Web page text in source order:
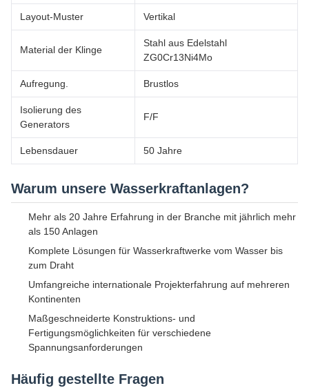
Layout-Muster Vertikal
Material der Klinge
Stahl aus Edelstahl
ZG0Cr13Ni4Mo
Aufregung. Brustlos
Isolierung des
Generators
F/F
Lebensdauer 50 Jahre
Warum unsere Wasserkraftanlagen?
Mehr als 20 Jahre Erfahrung in der Branche mit jährlich mehr
als 150 Anlagen
Komplete Lösungen für Wasserkraftwerke vom Wasser bis
zum Draht
Umfangreiche internationale Projekterfahrung auf mehreren
Kontinenten
Maßgeschneiderte Konstruktions- und
Fertigungsmöglichkeiten für verschiedene
Spannungsanforderungen
Häufig gestellte Fragen